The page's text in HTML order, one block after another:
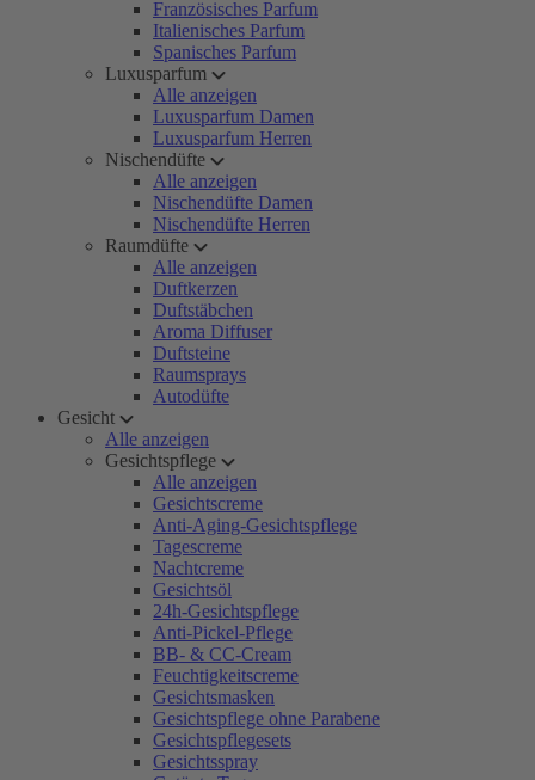
Französisches Parfum
Italienisches Parfum
Spanisches Parfum
Luxusparfum
Alle anzeigen
Luxusparfum Damen
Luxusparfum Herren
Nischendüfte
Alle anzeigen
Nischendüfte Damen
Nischendüfte Herren
Raumdüfte
Alle anzeigen
Duftkerzen
Duftstäbchen
Aroma Diffuser
Duftsteine
Raumsprays
Autodüfte
Gesicht
Alle anzeigen
Gesichtspflege
Alle anzeigen
Gesichtscreme
Anti-Aging-Gesichtspflege
Tagescreme
Nachtcreme
Gesichtsöl
24h-Gesichtspflege
Anti-Pickel-Pflege
BB- & CC-Cream
Feuchtigkeitscreme
Gesichtsmasken
Gesichtspflege ohne Parabene
Gesichtspflegesets
Gesichtsspray